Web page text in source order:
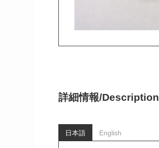
詳細情報/Description
日本語 English